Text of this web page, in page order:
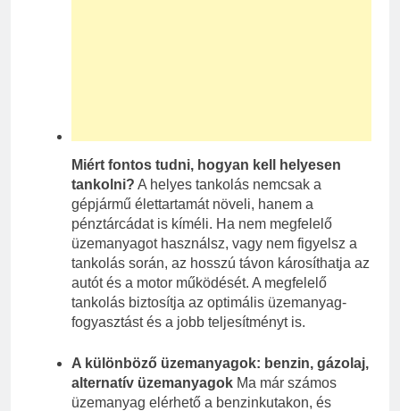
Miért fontos tudni, hogyan kell helyesen
tankolni? A helyes tankolás nemcsak a
gépjármű élettartamát növeli, hanem a
pénztárcádat is kíméli. Ha nem megfelelő
üzemanyagot használsz, vagy nem figyelsz a
tankolás során, az hosszú távon károsíthatja az
autót és a motor működését. A megfelelő
tankolás biztosítja az optimális üzemanyag-
fogyasztást és a jobb teljesítményt is.
A különböző üzemanyagok: benzin, gázolaj,
alternatív üzemanyagok Ma már számos
üzemanyag elérhető a benzinkutakon, és